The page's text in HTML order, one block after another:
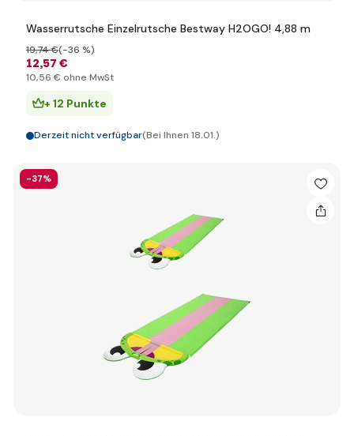
Wasserrutsche Einzelrutsche Bestway H2OGO! 4,88 m
12,57 €
19,74 €(-36 %)
10,56 € ohne MwSt
+ 12 Punkte
Derzeit nicht verfügbar(Bei Ihnen 18.01.)
-37%